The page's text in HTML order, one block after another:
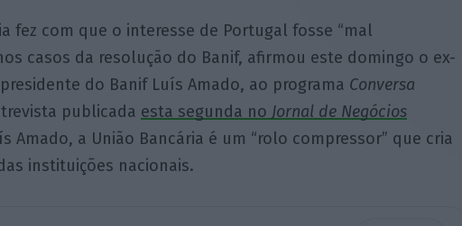
fez com que o interesse de Portugal fosse “mal
casos da resolução do Banif, afirmou este domingo o ex-
do Banif Luís Amado, ao programa Conversa
publicada esta segunda no Jornal de Negócios
Amado, a União Bancária é um “rolo compressor” que cria
instituições nacionais.